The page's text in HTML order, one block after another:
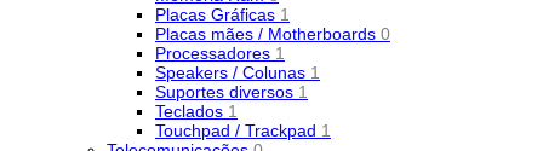
Placas Gráficas 1
Placas mães / Motherboards 0
Processadores 1
Speakers / Colunas 1
Suportes diversos 1
Teclados 1
Touchpad / Trackpad 1